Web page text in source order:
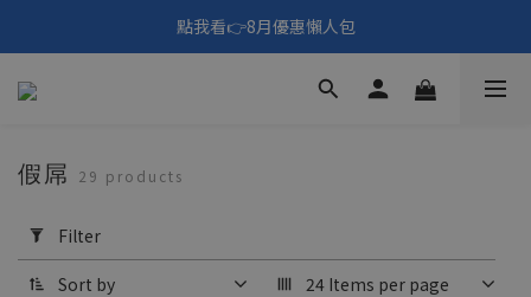
🎑《仲夏夜之淫夢》野獸先輩主題展！🙌點我看活動內容🙌
點我看👉8月優惠懶人包
填寫問券拿 69元折扣🧧
Filter
(0/20)
假屌 29 products
Filter
Sort by 24 Items per page